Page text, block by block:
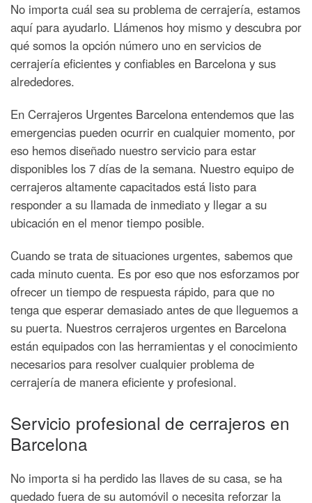
No importa cuál sea su problema de cerrajería, estamos
aquí para ayudarlo. Llámenos hoy mismo y descubra por
qué somos la opción número uno en servicios de
cerrajería eficientes y confiables en Barcelona y sus
alrededores.
En Cerrajeros Urgentes Barcelona entendemos que las
emergencias pueden ocurrir en cualquier momento, por
eso hemos diseñado nuestro servicio para estar
disponibles los 7 días de la semana. Nuestro equipo de
cerrajeros altamente capacitados está listo para
responder a su llamada de inmediato y llegar a su
ubicación en el menor tiempo posible.
Cuando se trata de situaciones urgentes, sabemos que
cada minuto cuenta. Es por eso que nos esforzamos por
ofrecer un tiempo de respuesta rápido, para que no
tenga que esperar demasiado antes de que lleguemos a
su puerta. Nuestros cerrajeros urgentes en Barcelona
están equipados con las herramientas y el conocimiento
necesarios para resolver cualquier problema de
cerrajería de manera eficiente y profesional.
Servicio profesional de cerrajeros en
Barcelona
No importa si ha perdido las llaves de su casa, se ha
quedado fuera de su automóvil o necesita reforzar la